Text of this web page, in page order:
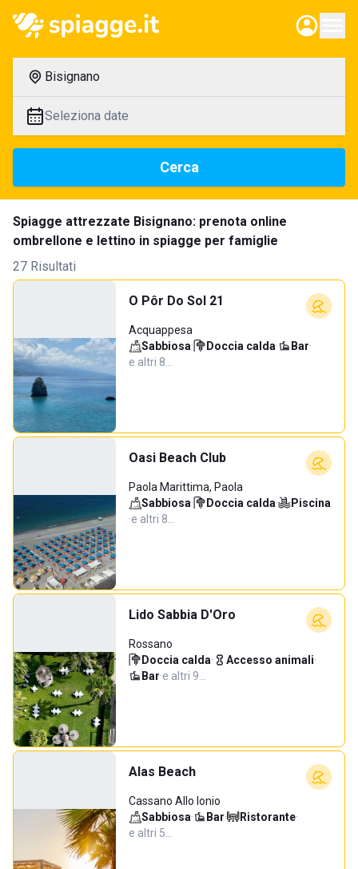
Bisignano
Seleziona date
Cerca
Spiagge attrezzate Bisignano: prenota online
ombrellone e lettino in spiagge per famiglie
27 Risultati
O Pôr Do Sol 21
Acquappesa
Sabbiosa· Doccia calda· Bar·
e altri 8…
Oasi Beach Club
Paola Marittima, Paola
Sabbiosa· Doccia calda·
Piscina
·e altri 8…
Lido Sabbia D'Oro
Rossano
Doccia calda· Accesso animali·
Bar·e altri 9…
Alas Beach
Cassano Allo Ionio
Sabbiosa· Bar· Ristorante·
e altri 5…